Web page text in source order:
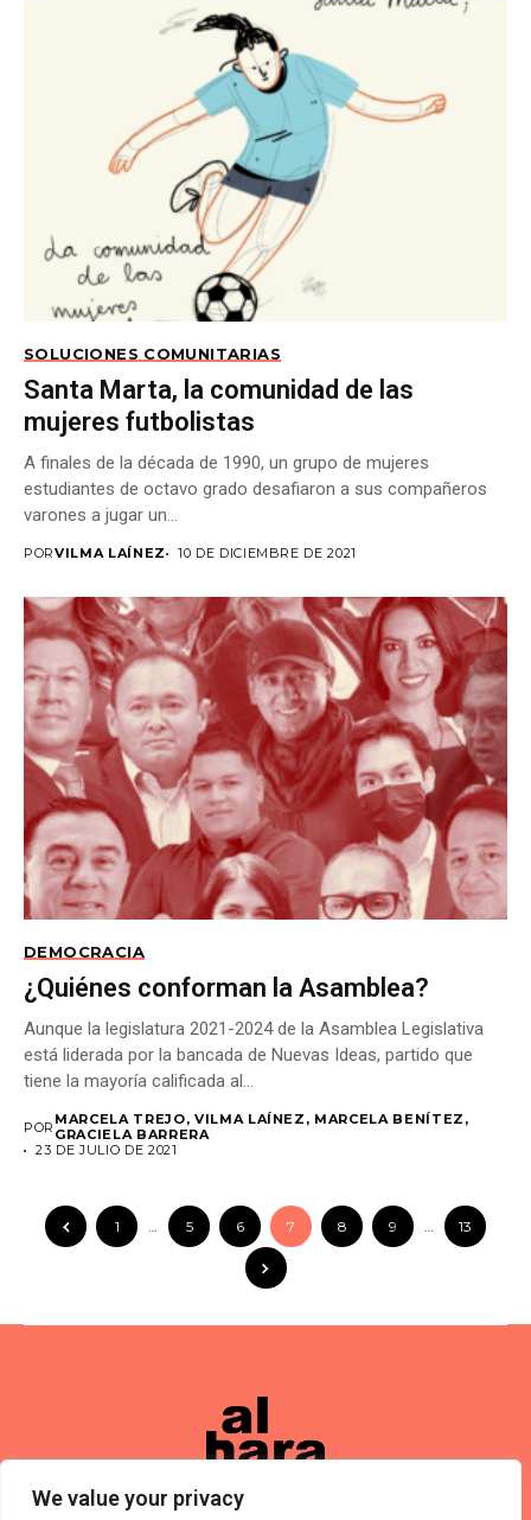
We value your privacy
SOLUCIONES COMUNITARIAS
Santa Marta, la comunidad de las
mujeres futbolistas
A finales de la década de 1990, un grupo de mujeres
estudiantes de octavo grado desafiaron a sus compañeros
varones a jugar un...
PORVILMA LAÍNEZ 10 DE DICIEMBRE DE 2021
DEMOCRACIA
¿Quiénes conforman la Asamblea?
Aunque la legislatura 2021-2024 de la Asamblea Legislativa
está liderada por la bancada de Nuevas Ideas, partido que
tiene la mayoría calificada al...
POR MARCELA TREJO, VILMA LAÍNEZ, MARCELA BENÍTEZ,
GRACIELA BARRERA
23 DE JULIO DE 2021
1 … 5 6 7 8 9 … 13